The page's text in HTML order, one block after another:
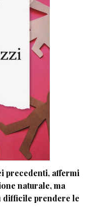
precedenti, affermi
naturale, ma
difficile prendere le